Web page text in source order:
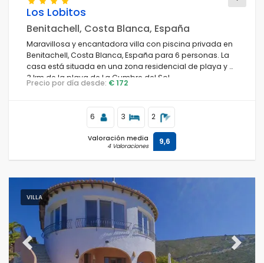
Los Lobitos
Benitachell, Costa Blanca, España
Maravillosa y encantadora villa con piscina privada en
Benitachell, Costa Blanca, España para 6 personas. La
casa está situada en una zona residencial de playa y a
3 km de la playa de La Cumbre del Sol.
Precio por día desde: € 172
6 3 2
Valoración media
4 Valoraciones 9,6
VILLA
Previous Next